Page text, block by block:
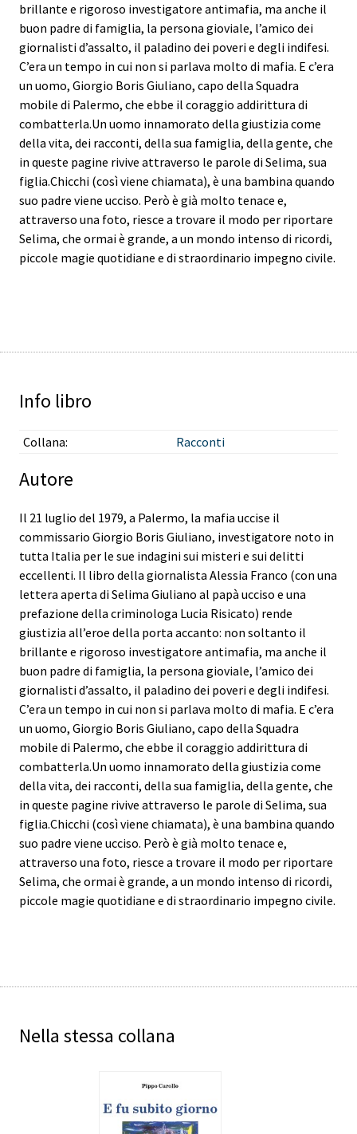
brillante e rigoroso investigatore antimafia, ma anche il
buon padre di famiglia, la persona gioviale, l’amico dei
giornalisti d’assalto, il paladino dei poveri e degli indifesi.
C’era un tempo in cui non si parlava molto di mafia. E c’era
un uomo, Giorgio Boris Giuliano, capo della Squadra
mobile di Palermo, che ebbe il coraggio addirittura di
combatterla.Un uomo innamorato della giustizia come
della vita, dei racconti, della sua famiglia, della gente, che
in queste pagine rivive attraverso le parole di Selima, sua
figlia.Chicchi (così viene chiamata), è una bambina quando
suo padre viene ucciso. Però è già molto tenace e,
attraverso una foto, riesce a trovare il modo per riportare
Selima, che ormai è grande, a un mondo intenso di ricordi,
piccole magie quotidiane e di straordinario impegno civile.
Info libro
Collana: Racconti
Autore
Il 21 luglio del 1979, a Palermo, la mafia uccise il
commissario Giorgio Boris Giuliano, investigatore noto in
tutta Italia per le sue indagini sui misteri e sui delitti
eccellenti. Il libro della giornalista Alessia Franco (con una
lettera aperta di Selima Giuliano al papà ucciso e una
prefazione della criminologa Lucia Risicato) rende
giustizia all’eroe della porta accanto: non soltanto il
brillante e rigoroso investigatore antimafia, ma anche il
buon padre di famiglia, la persona gioviale, l’amico dei
giornalisti d’assalto, il paladino dei poveri e degli indifesi.
C’era un tempo in cui non si parlava molto di mafia. E c’era
un uomo, Giorgio Boris Giuliano, capo della Squadra
mobile di Palermo, che ebbe il coraggio addirittura di
combatterla.Un uomo innamorato della giustizia come
della vita, dei racconti, della sua famiglia, della gente, che
in queste pagine rivive attraverso le parole di Selima, sua
figlia.Chicchi (così viene chiamata), è una bambina quando
suo padre viene ucciso. Però è già molto tenace e,
attraverso una foto, riesce a trovare il modo per riportare
Selima, che ormai è grande, a un mondo intenso di ricordi,
piccole magie quotidiane e di straordinario impegno civile.
Nella stessa collana